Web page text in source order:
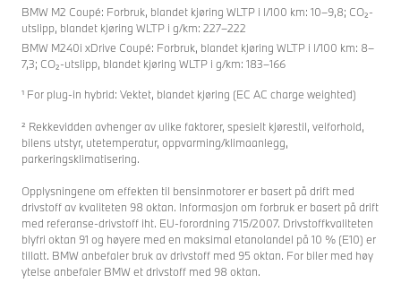
BMW M2 Coupé: Forbruk, blandet kjøring WLTP i l/100 km: 10–9,8; CO₂-
utslipp, blandet kjøring WLTP i g/km: 227–222
BMW M240i xDrive Coupé: Forbruk, blandet kjøring WLTP i l/100 km: 8–
7,3; CO₂-utslipp, blandet kjøring WLTP i g/km: 183–166
¹ For plug-in hybrid: Vektet, blandet kjøring (EC AC charge weighted)
² Rekkevidden avhenger av ulike faktorer, spesielt kjørestil, veiforhold,
bilens utstyr, utetemperatur, oppvarming/klimaanlegg,
parkeringsklimatisering.
Opplysningene om effekten til bensinmotorer er basert på drift med
drivstoff av kvaliteten 98 oktan. Informasjon om forbruk er basert på drift
med referanse-drivstoff iht. EU-forordning 715/2007. Drivstoffkvaliteten
blyfri oktan 91 og høyere med en maksimal etanolandel på 10 % (E10) er
tillatt. BMW anbefaler bruk av drivstoff med 95 oktan. For biler med høy
ytelse anbefaler BMW et drivstoff med 98 oktan.